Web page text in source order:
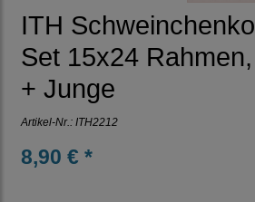
ITH
Set 15x24
+ Junge
Artikel-Nr.: ITH2212
8,90 € *